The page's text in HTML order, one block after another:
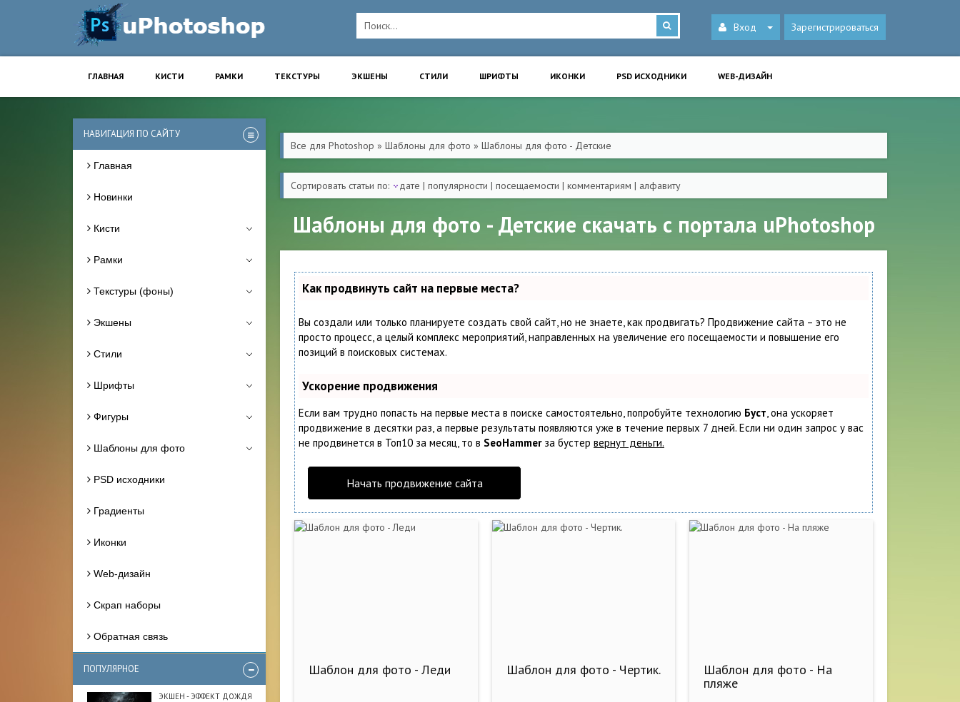
Вход Зарегистрироваться
ГЛАВНАЯ КИСТИ РАМКИ ТЕКСТУРЫ ЭКШЕНЫ СТИЛИ ШРИФТЫ ИКОНКИ PSD ИСХОДНИКИ WEB-ДИЗАЙН
НАВИГАЦИЯ ПО САЙТУ
Главная
Новинки
Кисти
Рамки
Текстуры (фоны)
Экшены
Стили
Шрифты
Фигуры
Шаблоны для фото
PSD исходники
Градиенты
Иконки
Web-дизайн
Скрап наборы
Обратная связь
ПОПУЛЯРНОЕ
ЭКШЕН - ЭФФЕКТ ДОЖДЯ
Все для Photoshop » Шаблоны для фото » Шаблоны для фото - Детские
Сортировать статьи по: дате | популярности | посещаемости | комментариям | алфавиту
Шаблоны для фото - Детские скачать с портала uPhotoshop
Как продвинуть сайт на первые места?
Вы создали или только планируете создать свой сайт, но не знаете, как продвигать? Продвижение сайта – это не
просто процесс, а целый комплекс мероприятий, направленных на увеличение его посещаемости и повышение его
позиций в поисковых системах.
Ускорение продвижения
Если вам трудно попасть на первые места в поиске самостоятельно, попробуйте технологию Буст, она ускоряет
продвижение в десятки раз, а первые результаты появляются уже в течение первых 7 дней. Если ни один запрос у вас
не продвинется в Топ10 за месяц, то в SeoHammerза бустер вернут деньги.
Начать продвижение сайта
Шаблон для фото - Леди Шаблон для фото - Чертик.
Шаблон для фото - На
пляже